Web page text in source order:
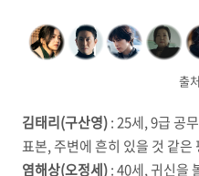
출
김태리(구산영): 25세, 9급 공
표본, 주변에 흔히 있을 것 같은
염해상(오정세): 40세, 귀신을